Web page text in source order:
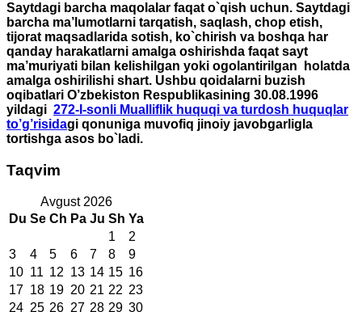
Saytdagi barcha maqolalar faqat o`qish uchun. Saytdagi
barcha ma’lumotlarni tarqatish, saqlash, chop etish,
tijorat maqsadlarida sotish, ko`chirish va boshqa har
qanday harakatlarni amalga oshirishda faqat sayt
ma’muriyati bilan kelishilgan yoki ogolantirilgan holatda
amalga oshirilishi shart. Ushbu qoidalarni buzish
oqibatlari O’zbekiston Respublikasining 30.08.1996
yildagi 272-I-sonli Mualliflik huquqi va turdosh huquqlar
to’g’risidagi qonuniga muvofiq jinoiy javobgarligla
tortishga asos bo`ladi.
Taqvim
Avgust 2026
Du Se Ch Pa Ju Sh Ya
1
2
3
4 5 6 7 8
9
10 11 12 13 14 15 16
17 18 19 20 21 22 23
24 25 26 27 28 29 30